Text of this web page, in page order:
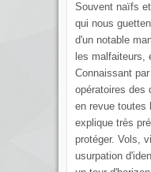
Souvent naïfs
qui nous
d'un notable
les malfaiteurs,
Connaissant
opératoires des
en revue toutes
explique très
protéger. Vols,
usurpation